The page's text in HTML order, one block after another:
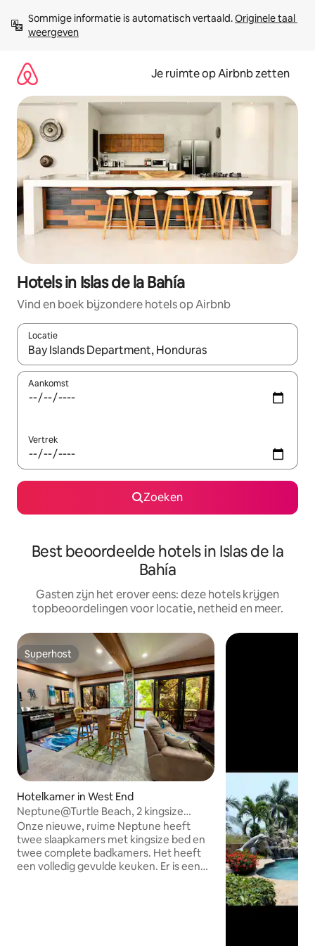
direct
naar
Sommige informatie is automatisch vertaald. Originele taal
weergeven
Je ruimte op Airbnb zetten
Hotels in Islas de la Bahía
Vind en boek bijzondere hotels op Airbnb
Locatie
Wanneer er suggesties beschikbaar zijn, maak je een keuze
Aankomst
Vertrek
Zoeken
Best beoordeelde hotels in Islas de la
Bahía
Gasten zijn het erover eens: deze hotels krijgen
topbeoordelingen voor locatie, netheid en meer.
Superhost
Superhost
Hotelkamer in West End
Neptune@Turtle Beach, 2 kingsize
bedden/2 badkamers, uitzicht op de
oceaan
Onze nieuwe, ruime Neptune heeft
twee slaapkamers met kingsize bed en
twee complete badkamers. Het heeft
een volledig gevulde keuken. Er is een